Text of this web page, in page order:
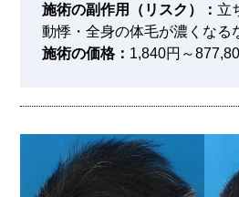
施術の副作用（リスク）： 立
動悸・全身の体毛が濃くなる
施術の価格： 1,840円～